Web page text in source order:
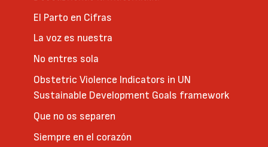
El Parto en Cifras
La voz es nuestra
No entres sola
Obstetric Violence Indicators in UN
Sustainable Development Goals framework
Que no os separen
Siempre en el corazón